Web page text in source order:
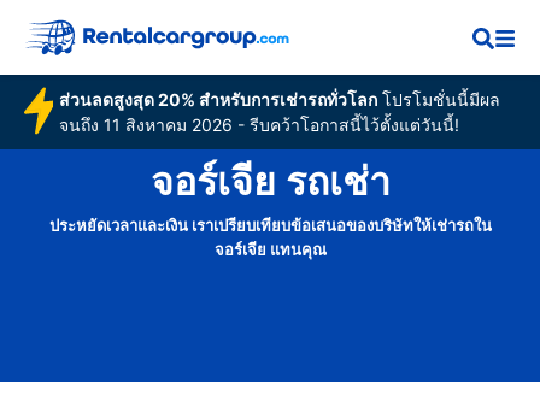
ส่วนลดสูงสุด 20% สำหรับการเช่ารถทั่วโลกโปรโมชั่นนี้มีผล
จนถึง 11 สิงหาคม 2026 - รีบคว้าโอกาสนี้ไว้ตั้งแต่วันนี้!
จอร์เจีย รถเช่า
ประหยัดเวลาและเงิน เราเปรียบเทียบข้อเสนอของบริษัทให้เช่ารถใน
จอร์เจีย แทนคุณ